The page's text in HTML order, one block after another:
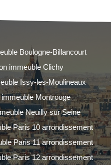
Boulogne-Billancourt
immeuble Clichy
Issy-les-Moulineaux
Montrouge
Neuilly sur Seine
Paris 10 arrondissement
Paris 11 arrondissement
Paris 12 arrondissement